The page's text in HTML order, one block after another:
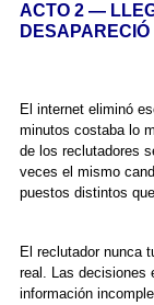
ACTO 2 —
DESAPARECIÓ
El internet eliminó
minutos costaba lo
de los reclutadores
veces el mismo
puestos distintos
El reclutador nunca
real. Las decisiones
información